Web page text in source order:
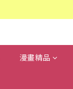
漫畫精品